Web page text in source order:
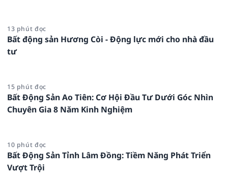
13 phút đọc
Bất động sản Hương Còi - Động lực mới cho nhà đầu
tư
15 phút đọc
Bất Động Sản Ao Tiên: Cơ Hội Đầu Tư Dưới Góc Nhìn
Chuyên Gia 8 Năm Kinh Nghiệm
10 phút đọc
Bất Động Sản Tỉnh Lâm Đồng: Tiềm Năng Phát Triển
Vượt Trội